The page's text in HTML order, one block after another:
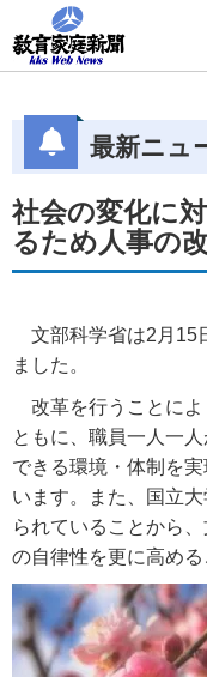
最新ニュ
社会の変化に
るため人事の
文部科学省は2月15
ました。
改革を行うことに
ともに、職員一人一
できる環境・体制を
います。また、国立
られていることから
の自律性を更に高め